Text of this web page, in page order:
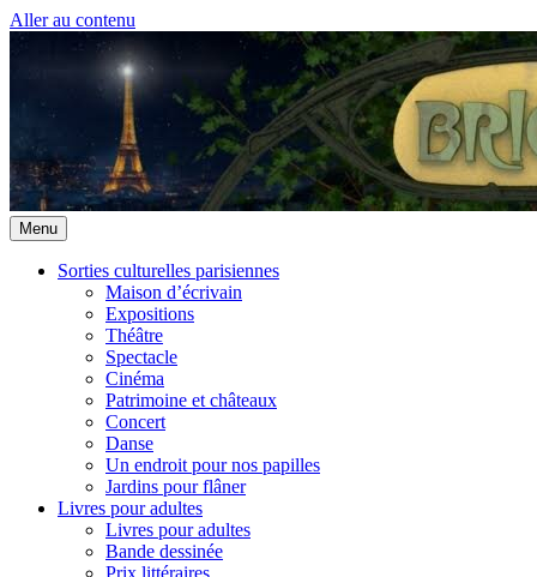
Aller au contenu
Menu
Sorties culturelles parisiennes
Maison d’écrivain
Expositions
Théâtre
Spectacle
Cinéma
Patrimoine et châteaux
Concert
Danse
Un endroit pour nos papilles
Jardins pour flâner
Livres pour adultes
Livres pour adultes
Bande dessinée
Prix littéraires